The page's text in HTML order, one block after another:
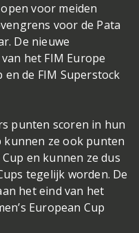
voor meiden
voor de Pata
De nieuwe
het FIM Europe
de FIM Superstock
punten scoren in hun
kunnen ze ook punten
en kunnen ze dus
tegelijk worden. De
het eind van het
European Cup